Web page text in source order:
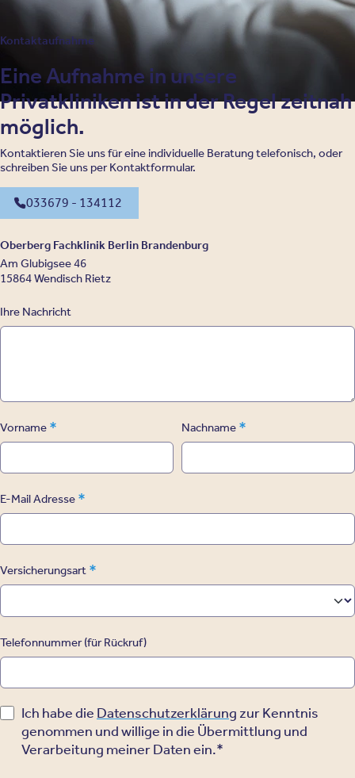
Kontaktaufnahme
Eine Aufnahme in unsere
Privatkliniken ist in der Regel zeitnah
möglich.
Kontaktieren Sie uns für eine individuelle Beratung telefonisch, oder
schreiben Sie uns per Kontaktformular.
033679 - 134112
Oberberg Fachklinik Berlin Brandenburg
Am Glubigsee 46
15864 Wendisch Rietz
Ihre Nachricht
Vorname * Nachname *
E-Mail Adresse *
Versicherungsart *
Telefonnummer (für Rückruf)
Ich habe die Datenschutzerklärung zur Kenntnis
genommen und willige in die Übermittlung und
Verarbeitung meiner Daten ein.*